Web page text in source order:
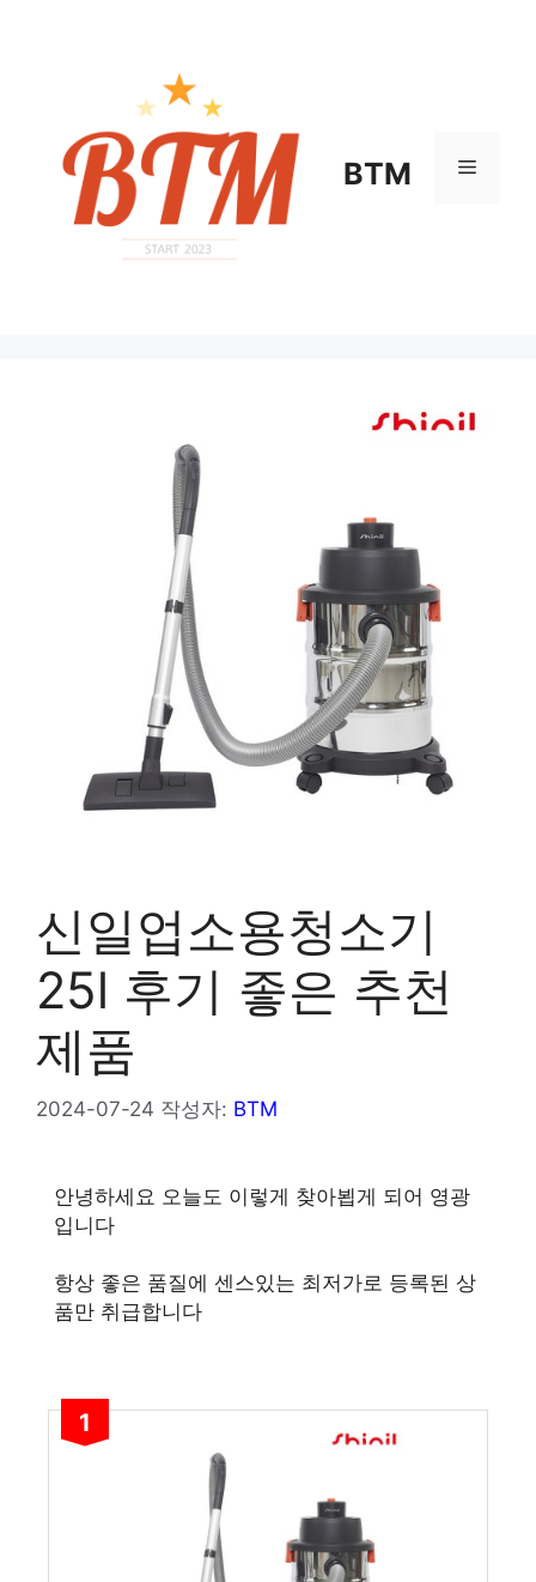
BTM 메
신일업소용청소기
25l 후기 좋은 추천
제품
2024-07-24 작성자: BTM
안녕하세요 오늘도 이렇게 찾아뵙게 되어 영광
입니다
항상 좋은 품질에 센스있는 최저가로 등록된 상
품만 취급합니다
1